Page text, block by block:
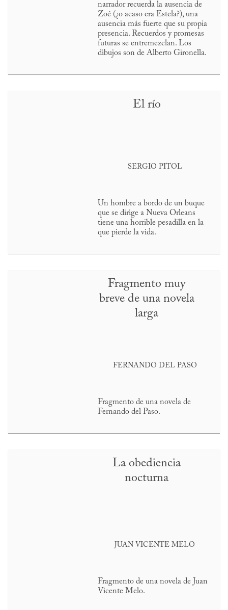
narrador recuerda la ausencia de
Zoé (¿o acaso era Estela?), una
ausencia más fuerte que su propia
presencia. Recuerdos y promesas
futuras se entremezclan. Los
dibujos son de Alberto Gironella.
El río
SERGIO PITOL
Un hombre a bordo de un buque
que se dirige a Nueva Orleans
tiene una horrible pesadilla en la
que pierde la vida.
Fragmento muy
breve de una novela
larga
FERNANDO DEL PASO
Fragmento de una novela de
Fernando del Paso.
La obediencia
nocturna
JUAN VICENTE MELO
Fragmento de una novela de Juan
Vicente Melo.